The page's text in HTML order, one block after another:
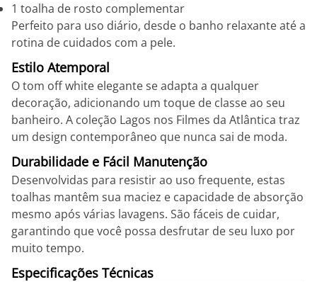
1 toalha de rosto complementar
Perfeito para uso diário, desde o banho relaxante até a
rotina de cuidados com a pele.
Estilo Atemporal
O tom off white elegante se adapta a qualquer
decoração, adicionando um toque de classe ao seu
banheiro. A coleção Lagos nos Filmes da Atlântica traz
um design contemporâneo que nunca sai de moda.
Durabilidade e Fácil Manutenção
Desenvolvidas para resistir ao uso frequente, estas
toalhas mantêm sua maciez e capacidade de absorção
mesmo após várias lavagens. São fáceis de cuidar,
garantindo que você possa desfrutar de seu luxo por
muito tempo.
Especificações Técnicas